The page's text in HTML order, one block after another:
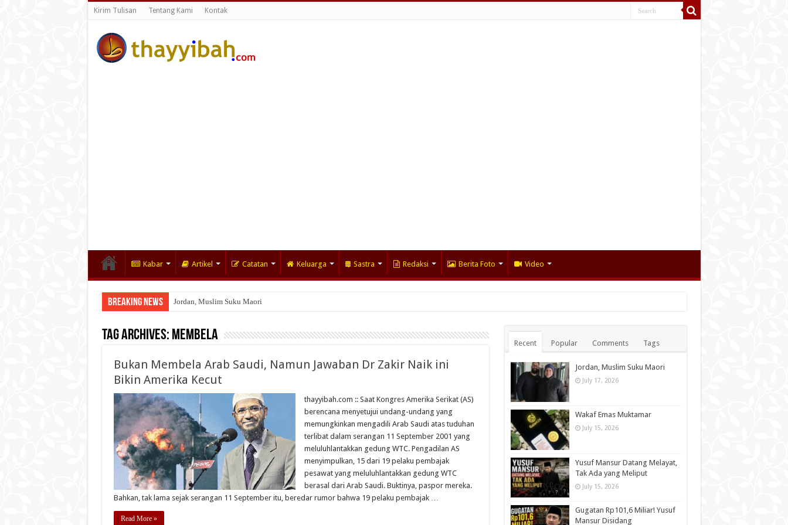
Kirim Tulisan Tentang Kami Kontak
Kabar Artikel Catatan Keluarga Sastra Redaksi Berita Foto Video
Breaking News Jordan, Muslim Suku Maori
Tag Archives: Membela
Bukan Membela Arab Saudi, Namun Jawaban Dr Zakir Naik ini
Bikin Amerika Kecut
thayyibah.com :: Saat Kongres Amerika Serikat (AS)
berencana menyetujui undang-undang yang
memungkinkan mengadili Arab Saudi atas tuduhan
terlibat dalam serangan 11 September 2001 yang
meluluhlantakkan gedung WTC. Pengadilan AS
menyimpulkan, 15 dari 19 pelaku pembajak
pesawat yang meluluhlantakkan gedung WTC
berasal dari Arab Saudi. Buktinya, paspor mereka.
Bahkan, tak lama sejak serangan 11 September itu, beredar rumor bahwa 19 pelaku pembajak …
Read More »
Recent Popular Comments Tags
Jordan, Muslim Suku Maori
July 17, 2026
Wakaf Emas Muktamar
July 15, 2026
Yusuf Mansur Datang Melayat,
Tak Ada yang Meliput
July 15, 2026
Gugatan Rp101,6 Miliar! Yusuf
Mansur Disidang